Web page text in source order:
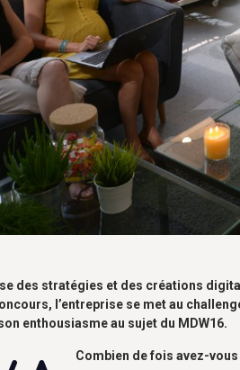
des stratégies et des créations
l’entreprise se met au
enthousiasme au sujet du MDW16.
Combien de fois avez-